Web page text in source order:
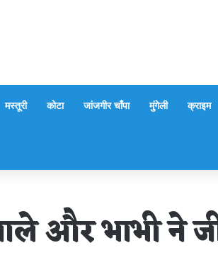
मस्तूरी कोटा जांजगीर चाँपा मुंगेली क्राइम
और भाभी ने